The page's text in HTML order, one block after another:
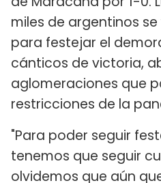
miles de argentinos
para festejar el
cánticos de victoria,
aglomeraciones que
restricciones de la
"Para poder seguir
tenemos que seguir
olvidemos que aún